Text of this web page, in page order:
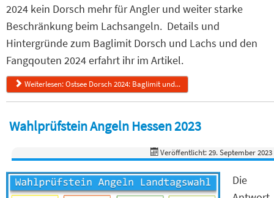
2024 kein Dorsch mehr für Angler und weiter starke
Beschränkung beim Lachsangeln. Details und
Hintergründe zum Baglimit Dorsch und Lachs und den
Fangqouten 2024 erfahrt ihr im Artikel.
Weiterlesen: Ostsee Dorsch 2024: Baglimit und...
Wahlprüfstein Angeln Hessen 2023
Veröffentlicht: 29. September 2023
Die